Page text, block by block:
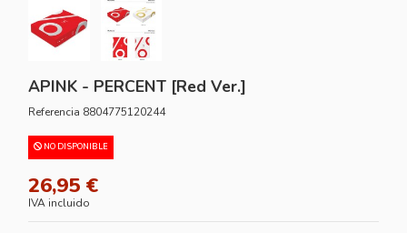
APINK - PERCENT [Red Ver.]
Referencia 8804775120244
NO DISPONIBLE
26,95 €
IVA incluido